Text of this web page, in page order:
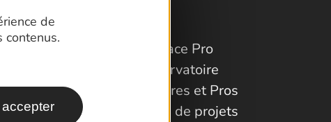
de
contenus.
accepter
Espace Pro
Observatoire
Partenaires et Pros
Porteurs de projets